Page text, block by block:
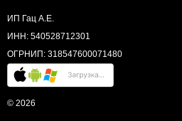
ИП Гац А.Е.
ИНН: 540528712301
ОГРНИП: 318547600071480
© 2026